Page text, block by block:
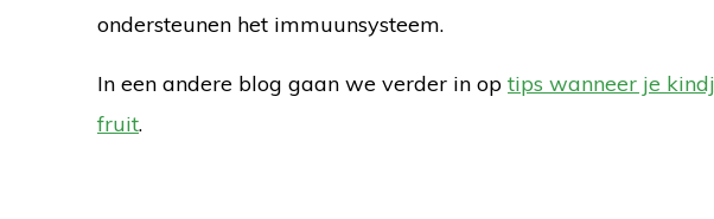
ondersteunen het immuunsysteem.
In een andere blog gaan we verder in op tips wanneer je
fruit.